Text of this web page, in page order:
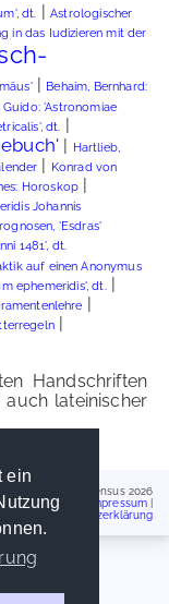
ein
dt. |Astrologischer
in das Iudizieren mit der
| Behaim, Bernhard:
Guido: 'Astronomiae
dt. |
| Hartlieb,
| Konrad von
Horoskop |
Johannis
'Esdras'
1481', dt.
auf einen Anonymus
ephemeridis', dt.|
|
|
Handschriften
lateinischer
Handschriftencensus 2026
Impressum
Datenschutzerklärung